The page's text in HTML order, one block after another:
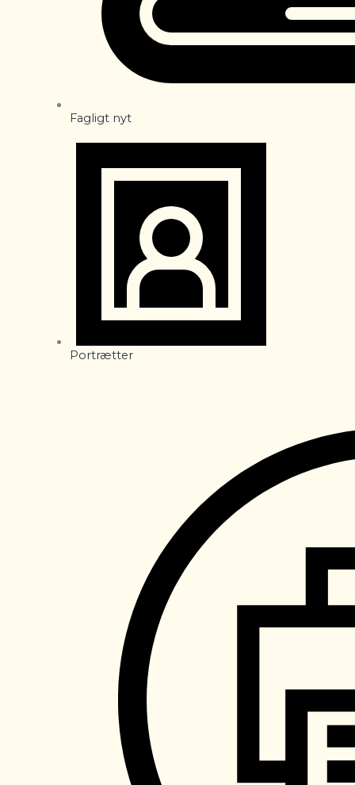
Fagligt nyt
Portrætter